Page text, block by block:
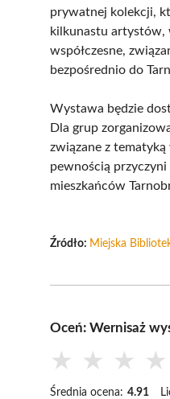
prywatnej kolekcji,
kilkunastu artystów,
współczesne,
bezpośrednio do
Wystawa będzie
Dla grup
związane z
pewnością przyczyni
mieszkańców
Źródło: Miejska
Oceń: Wernisaż
★ ★ ★ ★
Średnia ocena: 4.91